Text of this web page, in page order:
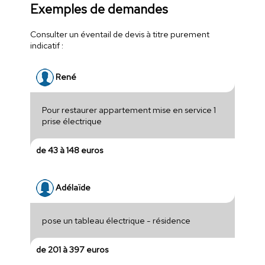
Exemples de demandes
Consulter un éventail de devis à titre purement
indicatif :
René
Pour restaurer appartement mise en service 1
prise électrique
de 43 à 148 euros
Adélaïde
pose un tableau électrique - résidence
de 201 à 397 euros